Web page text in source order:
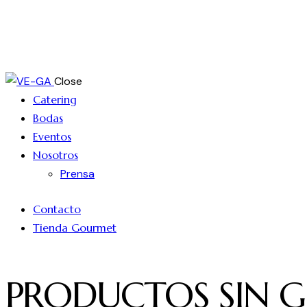
Close
Catering
Bodas
Eventos
Nosotros
Prensa
Contacto
Tienda Gourmet
PRODUCTOS SIN